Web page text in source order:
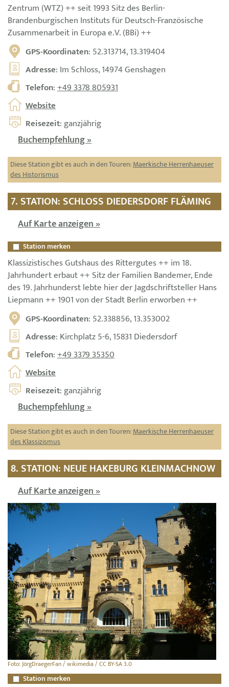
Zentrum (WTZ) ++ seit 1993 Sitz des Berlin-
Brandenburgischen Instituts für Deutsch-Französische
Zusammenarbeit in Europa e.V. (BBi) ++
GPS-Koordinaten: 52.313714, 13.319404
Adresse: Im Schloss, 14974 Genshagen
Telefon:+49 3378 805931
Website
Reisezeit: ganzjährig
Buchempfehlung »
Diese Station gibt es auch in den Touren:Maerkische Herrenhaeuser
des Historismus
7. STATION: SCHLOSS DIEDERSDORF FLÄMING
Auf Karte anzeigen »
Station merken
Klassizistisches Gutshaus des Rittergutes ++ im 18.
Jahrhundert erbaut ++ Sitz der Familien Bandemer, Ende
des 19. Jahrhunderst lebte hier der Jagdschriftsteller Hans
Liepmann ++ 1901 von der Stadt Berlin erworben ++
GPS-Koordinaten: 52.338856, 13.353002
Adresse: Kirchplatz 5-6, 15831 Diedersdorf
Telefon:+49 3379 35350
Website
Reisezeit: ganzjährig
Buchempfehlung »
Diese Station gibt es auch in den Touren:Maerkische Herrenhaeuser
des Klassizismus
8. STATION: NEUE HAKEBURG KLEINMACHNOW
Auf Karte anzeigen »
Foto: JörgDraegerFan / wikimedia / CC BY-SA 3.0
Station merken